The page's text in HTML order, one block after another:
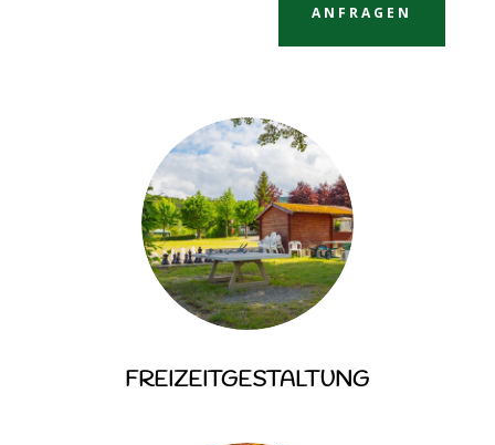
ANFRAGEN
FREIZEITGESTALTUNG